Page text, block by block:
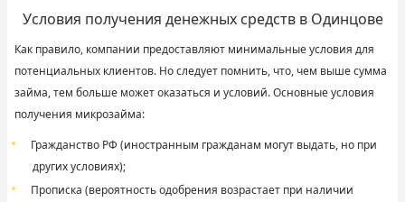
Условия получения денежных средств в Одинцове
Как правило, компании предоставляют минимальные условия для
потенциальных клиентов. Но следует помнить, что, чем выше сумма
займа, тем больше может оказаться и условий. Основные условия
получения микрозайма:
Гражданство РФ (иностранным гражданам могут выдать, но при
других условиях);
Прописка (вероятность одобрения возрастает при наличии